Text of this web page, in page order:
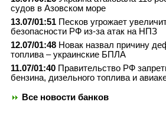
судов в Азовском море
13.07/01:51 Песков угрожает
безопасности РФ из-за атак на НПЗ
12.07/01:48 Новак назвал причину
топлива – украинские БПЛА
11.07/01:40 Правительство РФ
бензина, дизельного топлива и
Все новости банков